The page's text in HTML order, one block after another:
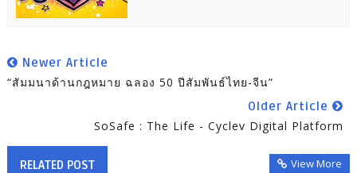
Newer Article
“สัมมนาด้านกฎหมาย ฉลอง 50 ปีสัมพันธ์ไทย-จีน”
Older Article
SoSafe : The Life - Cyclev Digital Platform
RELATED POST View More